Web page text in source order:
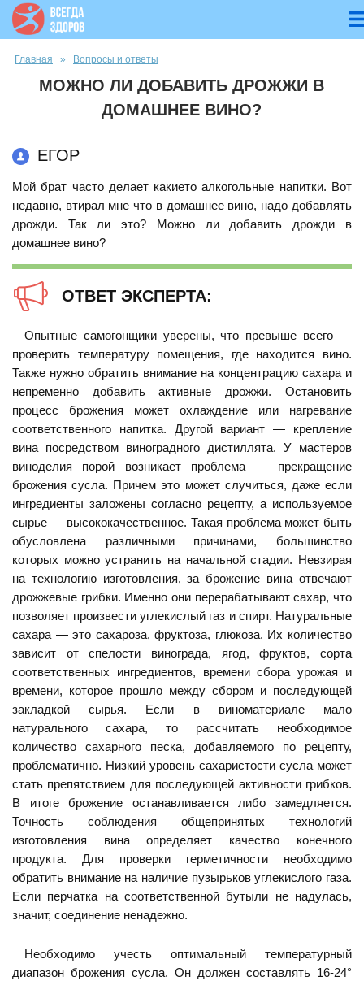
Вы здесь
Главная » Вопросы и ответы
МОЖНО ЛИ ДОБАВИТЬ ДРОЖЖИ В
ДОМАШНЕЕ ВИНО?
ЕГОР
Мой брат часто делает какието алкогольные напитки. Вот
недавно, втирал мне что в домашнее вино, надо добавлять
дрожди. Так ли это? Можно ли добавить дрожди в
домашнее вино?
ОТВЕТ ЭКСПЕРТА:
Опытные самогонщики уверены, что превыше всего —
проверить температуру помещения, где находится вино.
Также нужно обратить внимание на концентрацию сахара и
непременно добавить активные дрожжи. Остановить
процесс брожения может охлаждение или нагревание
соответственного напитка. Другой вариант — крепление
вина посредством виноградного дистиллята. У мастеров
виноделия порой возникает проблема — прекращение
брожения сусла. Причем это может случиться, даже если
ингредиенты заложены согласно рецепту, а используемое
сырье — высококачественное. Такая проблема может быть
обусловлена различными причинами, большинство
которых можно устранить на начальной стадии. Невзирая
на технологию изготовления, за брожение вина отвечают
дрожжевые грибки. Именно они перерабатывают сахар, что
позволяет произвести углекислый газ и спирт. Натуральные
сахара — это сахароза, фруктоза, глюкоза. Их количество
зависит от спелости винограда, ягод, фруктов, сорта
соответственных ингредиентов, времени сбора урожая и
времени, которое прошло между сбором и последующей
закладкой сырья. Если в виноматериале мало
натурального сахара, то рассчитать необходимое
количество сахарного песка, добавляемого по рецепту,
проблематично. Низкий уровень сахаристости сусла может
стать препятствием для последующей активности грибков.
В итоге брожение останавливается либо замедляется.
Точность соблюдения общепринятых технологий
изготовления вина определяет качество конечного
продукта. Для проверки герметичности необходимо
обратить внимание на наличие пузырьков углекислого газа.
Если перчатка на соответственной бутыли не надулась,
значит, соединение ненадежно.
Необходимо учесть оптимальный температурный
диапазон брожения сусла. Он должен составлять 16-24°